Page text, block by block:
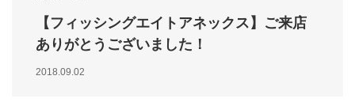
【フィッシングエイトアネックス】ご来店
ありがとうございました！
2018.09.02